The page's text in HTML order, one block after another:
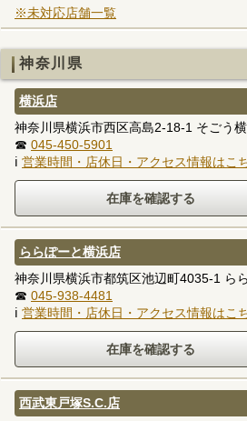
※未対応店舗一覧
神奈川県
横浜店
神奈川県横浜市西区高島2-18-1 そごう
☎ 045-450-5901
ℹ 営業時間・店休日・アクセス情報はこ
ららぽーと横浜店
神奈川県横浜市都筑区池辺町4035-1 ら
☎ 045-938-4481
ℹ 営業時間・店休日・アクセス情報はこ
西武東戸塚S.C.店